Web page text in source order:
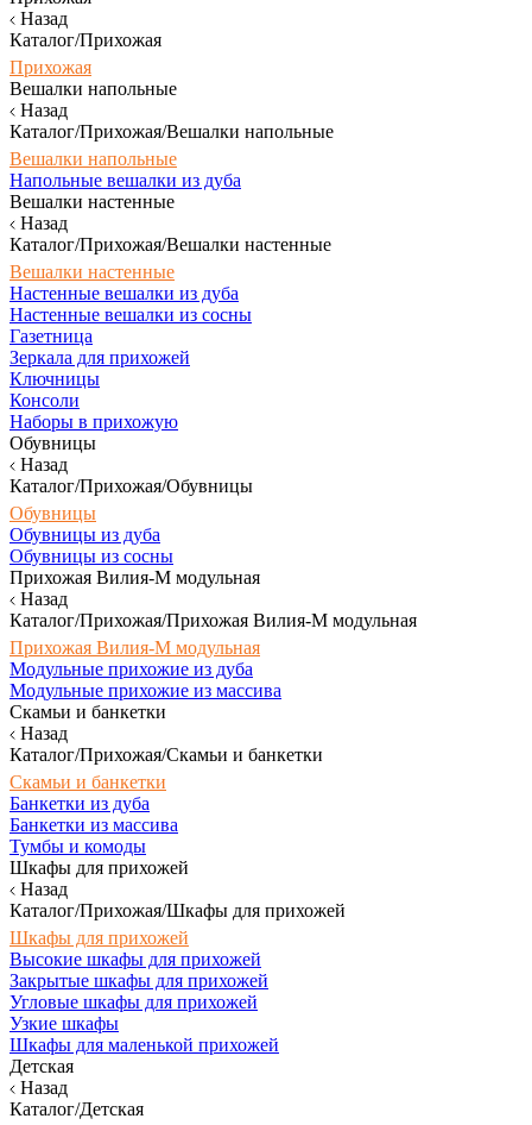
Назад
Каталог/Прихожая
Прихожая
Вешалки напольные
Назад
Каталог/Прихожая/Вешалки напольные
Вешалки напольные
Напольные вешалки из дуба
Вешалки настенные
Назад
Каталог/Прихожая/Вешалки настенные
Вешалки настенные
Настенные вешалки из дуба
Настенные вешалки из сосны
Газетница
Зеркала для прихожей
Ключницы
Консоли
Наборы в прихожую
Обувницы
Назад
Каталог/Прихожая/Обувницы
Обувницы
Обувницы из дуба
Обувницы из сосны
Прихожая Вилия-М модульная
Назад
Каталог/Прихожая/Прихожая Вилия-М модульная
Прихожая Вилия-М модульная
Модульные прихожие из дуба
Модульные прихожие из массива
Скамьи и банкетки
Назад
Каталог/Прихожая/Скамьи и банкетки
Скамьи и банкетки
Банкетки из дуба
Банкетки из массива
Тумбы и комоды
Шкафы для прихожей
Назад
Каталог/Прихожая/Шкафы для прихожей
Шкафы для прихожей
Высокие шкафы для прихожей
Закрытые шкафы для прихожей
Угловые шкафы для прихожей
Узкие шкафы
Шкафы для маленькой прихожей
Детская
Назад
Каталог/Детская